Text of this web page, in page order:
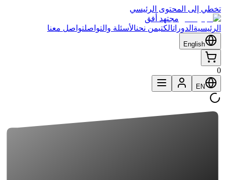
تخطي إلى المحتوى الرئيسي
مجتهد أفق
الرئيسية الدوراتالكتبمن نحنالأسئلة والتواصلتواصل معنا
English
0
EN